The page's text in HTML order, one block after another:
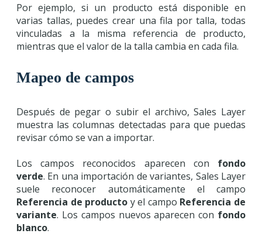
Por ejemplo, si un producto está disponible en
varias tallas, puedes crear una fila por talla, todas
vinculadas a la misma referencia de producto,
mientras que el valor de la talla cambia en cada fila.
Mapeo de campos
Después de pegar o subir el archivo, Sales Layer
muestra las columnas detectadas para que puedas
revisar cómo se van a importar.
Los campos reconocidos aparecen con fondo
verde. En una importación de variantes, Sales Layer
suele reconocer automáticamente el campo
Referencia de producto y el campo Referencia de
variante. Los campos nuevos aparecen con fondo
blanco.